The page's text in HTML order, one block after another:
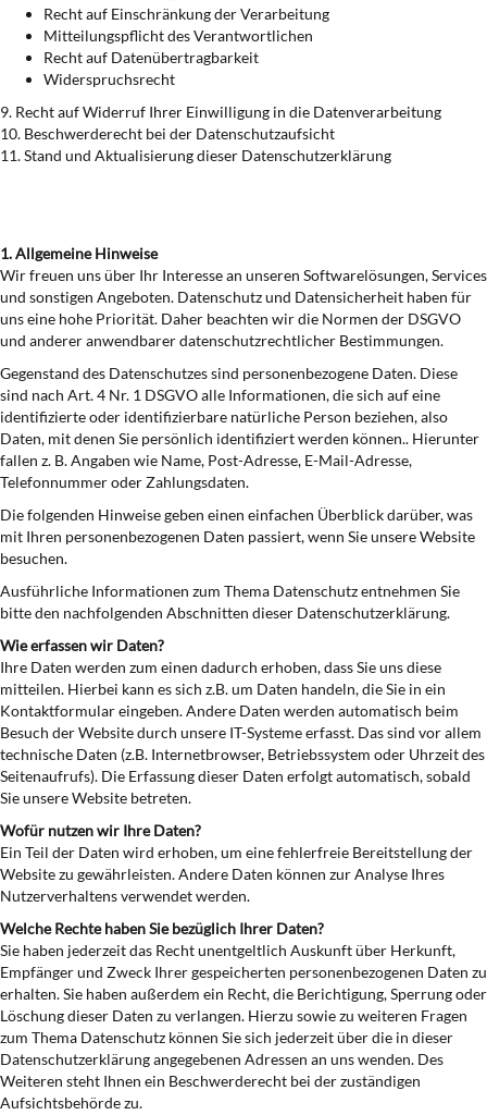
Recht auf Einschränkung der Verarbeitung
Mitteilungspflicht des Verantwortlichen
Recht auf Datenübertragbarkeit
Widerspruchsrecht
9. Recht auf Widerruf Ihrer Einwilligung in die Datenverarbeitung
10. Beschwerderecht bei der Datenschutzaufsicht
11. Stand und Aktualisierung dieser Datenschutzerklärung
1. Allgemeine Hinweise
Wir freuen uns über Ihr Interesse an unseren Softwarelösungen, Services
und sonstigen Angeboten. Datenschutz und Datensicherheit haben für
uns eine hohe Priorität. Daher beachten wir die Normen der DSGVO
und anderer anwendbarer datenschutzrechtlicher Bestimmungen.
Gegenstand des Datenschutzes sind personenbezogene Daten. Diese
sind nach Art. 4 Nr. 1 DSGVO alle Informationen, die sich auf eine
identifizierte oder identifizierbare natürliche Person beziehen, also
Daten, mit denen Sie persönlich identifiziert werden können.. Hierunter
fallen z. B. Angaben wie Name, Post-Adresse, E-Mail-Adresse,
Telefonnummer oder Zahlungsdaten.
Die folgenden Hinweise geben einen einfachen Überblick darüber, was
mit Ihren personenbezogenen Daten passiert, wenn Sie unsere Website
besuchen.
Ausführliche Informationen zum Thema Datenschutz entnehmen Sie
bitte den nachfolgenden Abschnitten dieser Datenschutzerklärung.
Wie erfassen wir Daten?
Ihre Daten werden zum einen dadurch erhoben, dass Sie uns diese
mitteilen. Hierbei kann es sich z.B. um Daten handeln, die Sie in ein
Kontaktformular eingeben. Andere Daten werden automatisch beim
Besuch der Website durch unsere IT-Systeme erfasst. Das sind vor allem
technische Daten (z.B. Internetbrowser, Betriebssystem oder Uhrzeit des
Seitenaufrufs). Die Erfassung dieser Daten erfolgt automatisch, sobald
Sie unsere Website betreten.
Wofür nutzen wir Ihre Daten?
Ein Teil der Daten wird erhoben, um eine fehlerfreie Bereitstellung der
Website zu gewährleisten. Andere Daten können zur Analyse Ihres
Nutzerverhaltens verwendet werden.
Welche Rechte haben Sie bezüglich Ihrer Daten?
Sie haben jederzeit das Recht unentgeltlich Auskunft über Herkunft,
Empfänger und Zweck Ihrer gespeicherten personenbezogenen Daten zu
erhalten. Sie haben außerdem ein Recht, die Berichtigung, Sperrung oder
Löschung dieser Daten zu verlangen. Hierzu sowie zu weiteren Fragen
zum Thema Datenschutz können Sie sich jederzeit über die in dieser
Datenschutzerklärung angegebenen Adressen an uns wenden. Des
Weiteren steht Ihnen ein Beschwerderecht bei der zuständigen
Aufsichtsbehörde zu.